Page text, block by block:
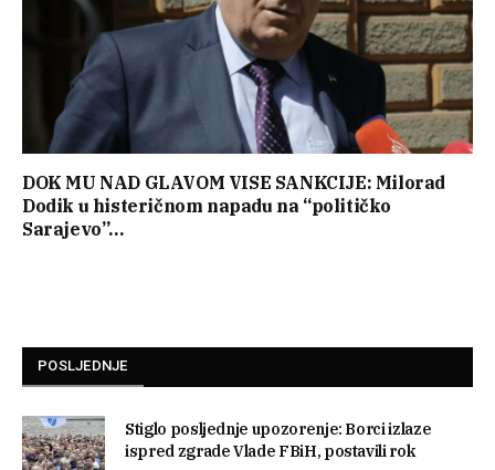
DOK MU NAD GLAVOM VISE SANKCIJE: Milorad
Dodik u histeričnom napadu na “političko
Sarajevo”…
POSLJEDNJE
Stiglo posljednje upozorenje: Borci izlaze
ispred zgrade Vlade FBiH, postavili rok